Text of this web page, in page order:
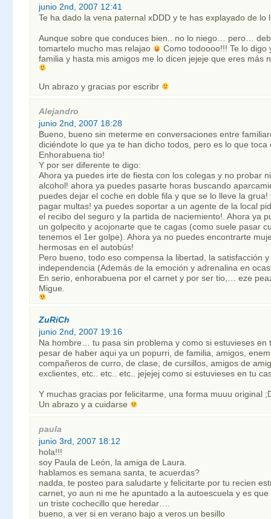
junio 2nd, 2007 12:41
Te ha dado la vena paternal xDDD y te has explayado de lo
Aunque sobre que conduces bien.. no lo niego… pero…
tomartelo mucho mas relajao
Como todoooo!!! Te lo digo
familia y hasta mis amigos me lo dicen jejeje que eres más
Un abrazo y gracias por escribr
Alejandro
junio 2nd, 2007 18:28
Bueno, bueno sin meterme en conversaciones entre
diciéndote lo que ya te han dicho todos, pero es lo que toca
Enhorabuena tio!
Y por ser diferente te digo:
Ahora ya puedes irte de fiesta con los colegas y no probar
alcohol! ahora ya puedes pasarte horas buscando
puedes dejar el coche en doble fila y que se lo lleve la grua!
pagar multas! ya puedes soportar a un agente de la local
el recibo del seguro y la partida de naciemiento!. Ahora ya
un golpecito y acojonarte que te cagas (como suele pasar
tenemos el 1er golpe). Ahora ya no puedes encontrarte
hermosas en el autobús!
Pero bueno, todo eso compensa la libertad, la satisfacción y
independencia (Además de la emoción y adrenalina en
En serio, enhorabuena por el carnet y por ser tio,… eze
Migue.
ZuRiCh
junio 2nd, 2007 19:16
Na hombre… tu pasa sin problema y como si estuvieses en
pesar de haber aqui ya un popurri, de familia, amigos,
compañeros de curro, de clase, de cursillos, amigos de
exclientes, etc.. etc.. etc.. jejejej como si estuvieses en tu
Y muchas gracias por felicitarme, una forma muuu original
Un abrazo y a cuidarse
paula
junio 3rd, 2007 18:12
hola!!!
soy Paula de León, la amiga de Laura.
hablamos es semana santa, te acuerdas?
nadda, te posteo para saludarte y felicitarte por tu recien
carnet, yo aun ni me he apuntado a la autoescuela y es
un triste cochecillo que heredar….
bueno, a ver si en verano bajo a veros.un besillo